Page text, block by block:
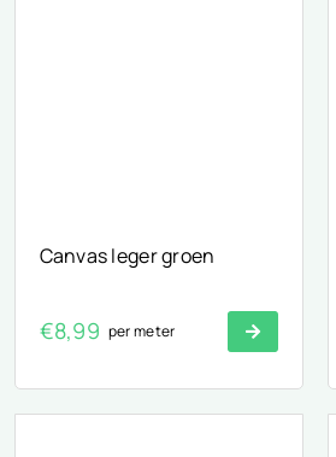
Canvas leger groen
€8,99 per meter